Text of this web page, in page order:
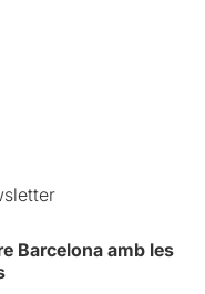
Barcelona amb les